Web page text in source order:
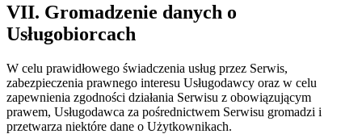
VII. Gromadzenie danych o
Usługobiorcach
W celu prawidłowego świadczenia usług przez Serwis,
zabezpieczenia prawnego interesu Usługodawcy oraz w celu
zapewnienia zgodności działania Serwisu z obowiązującym
prawem, Usługodawca za pośrednictwem Serwisu gromadzi i
przetwarza niektóre dane o Użytkownikach.